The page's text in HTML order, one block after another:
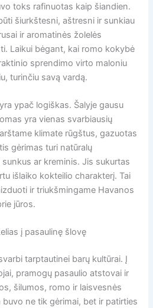
toks rafinuotas kaip šiandien.
šiurkštesni, aštresni ir sunkiau
ir aromatinės žolelės
Laikui bėgant, kai romo kokybė
sprendimo virto maloniu
turinčiu savą vardą.
ypač logiškas. Šalyje gausu
yra vienas svarbiausių
klimate rūgštus, gazuotas
gėrimas turi natūralų
ar kreminis. Jis sukurtas
išlaiko kokteilio charakterį. Tai
ir triukšmingame Havanos
jūros.
į pasaulinę šlovę
tarptautinei barų kultūrai. Į
pramogų pasaulio atstovai ir
šilumos, romo ir laisvesnės
ne tik gėrimai, bet ir patirties